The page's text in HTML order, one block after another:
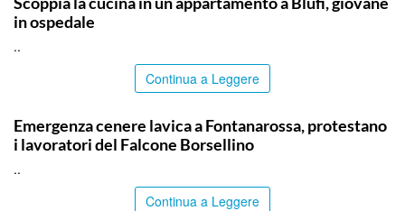
in ospedale
..
Continua a Leggere
Emergenza cenere lavica a Fontanarossa, protestano
i lavoratori del Falcone Borsellino
..
Continua a Leggere